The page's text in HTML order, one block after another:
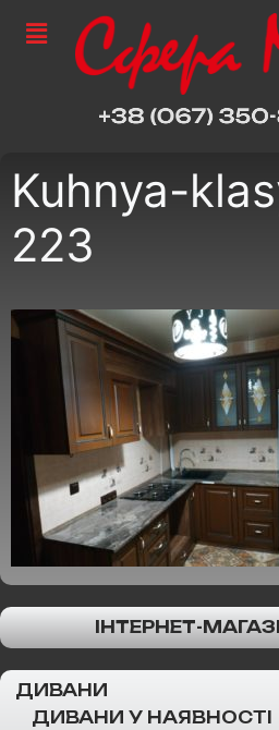
Kuhnya-
223
ІНТЕРНЕТ-
ДИВАНИ
ДИВАНИ У НАЯВНОСТІ